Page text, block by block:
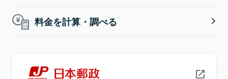
料金を計算・調べる